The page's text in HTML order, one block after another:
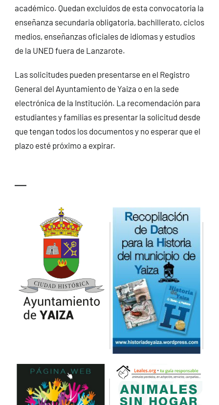
académico. Quedan excluidos de esta convocatoria la
enseñanza secundaria obligatoria, bachillerato, ciclos
medios, enseñanzas oficiales de idiomas y estudios
de la UNED fuera de Lanzarote.
Las solicitudes pueden presentarse en el Registro
General del Ayuntamiento de Yaiza o en la sede
electrónica de la Institución. La recomendación para
estudiantes y familias es presentar la solicitud desde
que tengan todos los documentos y no esperar que el
plazo esté próximo a expirar.
—